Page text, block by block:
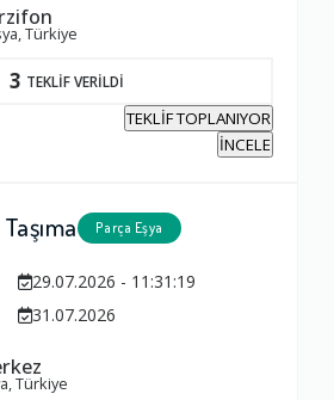
Türkiye
3 TEKLİF VERİLDİ
TEKLİF TOPLANIYOR
İNCELE
Parça Eşya
29.07.2026 - 11:31:19
31.07.2026
Türkiye
Dengesi